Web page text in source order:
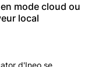
mode cloud ou
local​
d'Ineo se